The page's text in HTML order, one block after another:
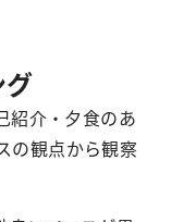
紹介・夕食のあ
の観点から観察